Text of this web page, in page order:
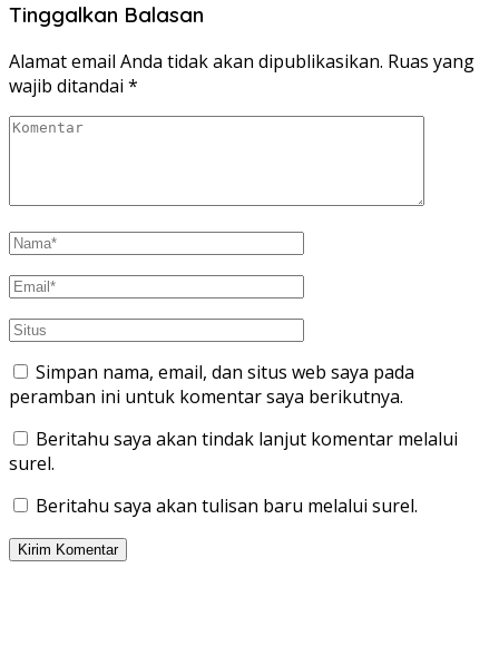
Tinggalkan Balasan
Alamat email Anda tidak akan dipublikasikan. Ruas yang
wajib ditandai *
Simpan nama, email, dan situs web saya pada
peramban ini untuk komentar saya berikutnya.
Beritahu saya akan tindak lanjut komentar melalui
surel.
Beritahu saya akan tulisan baru melalui surel.